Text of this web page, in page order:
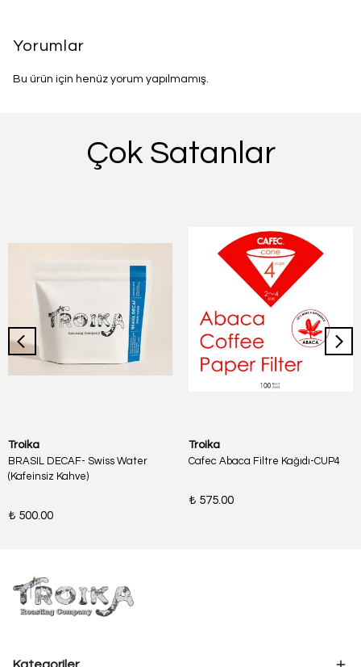
Yorumlar
Bu ürün için henüz yorum yapılmamış.
Çok Satanlar
Troika
BRASIL DECAF- Swiss Water
(Kafeinsiz Kahve)
₺ 500.00
Troika
Cafec Abaca Filtre Kağıdı-CUP4
₺ 575.00